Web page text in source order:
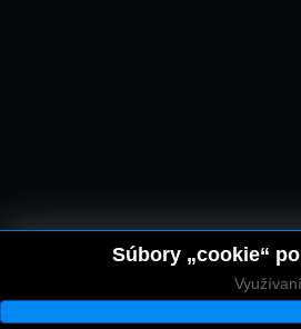
Súbory „cookie“